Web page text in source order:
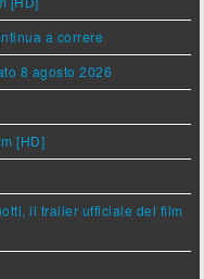
a correre
8 agosto 2026
[HD]
il trailer ufficiale del film